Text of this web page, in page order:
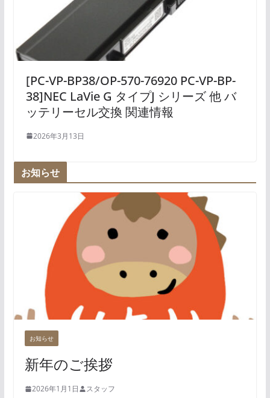
[PC-VP-BP38/OP-570-76920 PC-VP-BP-
38]NEC LaVie G タイプJ シリーズ 他 バ
ッテリーセル交換 関連情報
2026年3月13日
お知らせ
お知らせ
新年のご挨拶
2026年1月1日 スタッフ